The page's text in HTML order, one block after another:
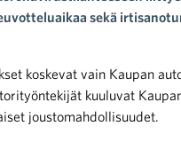
sekä
koskevat vain Kaupan
kuuluvat
joustomahdollisuudet.